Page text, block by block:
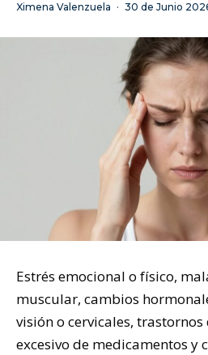
Ximena Valenzuela · 30 de Junio
Estrés emocional o físico,
muscular, cambios
visión o cervicales, trastornos
excesivo de medicamentos y